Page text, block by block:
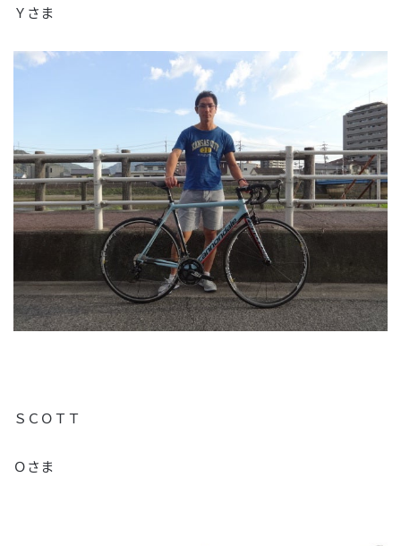
Ｙさま
ＳＣＯＴＴ
Ｏさま